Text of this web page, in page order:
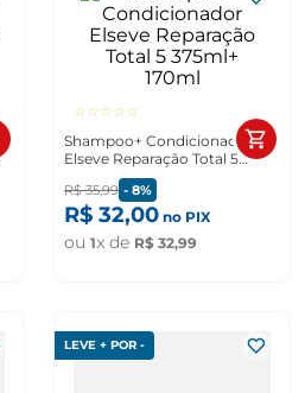
☆☆☆☆☆
Shampoo+ Condicionador
Elseve Reparação Total 5
375ml+ 170ml
R$ 35,99 - 8%
R$ 32,00 no PIX
ou 1x de R$ 32,99
LEVE + POR -